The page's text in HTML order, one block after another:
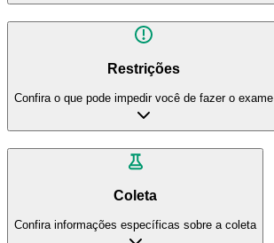
Restrições
Confira o que pode impedir você de fazer o exame
Coleta
Confira informações específicas sobre a coleta